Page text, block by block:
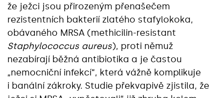
že ježci jsou přirozeným přenašečem
rezistentních bakterií zlatého stafylokoka,
obávaného MRSA (methicilin-resistant
Staphylococcus aureus), proti němuž
nezabírají běžná antibiotika a je častou
„nemocniční infekcí“, která vážně komplikuje
i banální zákroky. Studie překvapivě zjistila, že